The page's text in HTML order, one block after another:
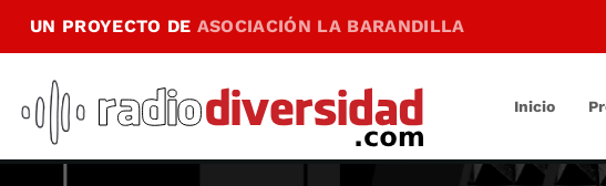
UN PROYECTO DE ASOCIACIÓN LA BARANDILLA
Inicio